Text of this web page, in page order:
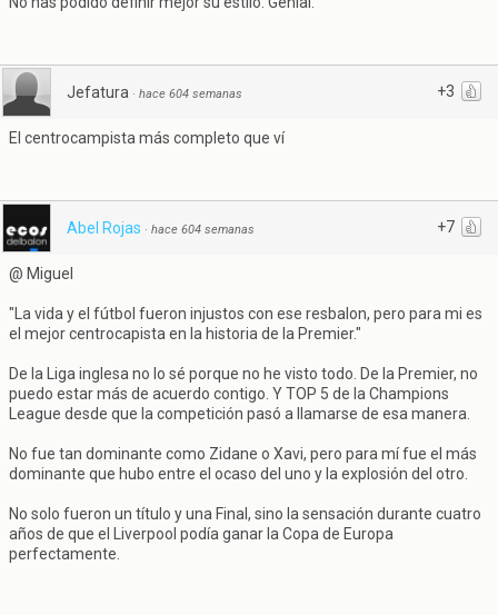
+3
Jefatura · hace 604 semanas
El centrocampista más completo que ví
+7
Abel Rojas · hace 604 semanas
@ Miguel
"La vida y el fútbol fueron injustos con ese resbalon, pero para mi es
el mejor centrocapista en la historia de la Premier."
De la Liga inglesa no lo sé porque no he visto todo. De la Premier, no
puedo estar más de acuerdo contigo. Y TOP 5 de la Champions
League desde que la competición pasó a llamarse de esa manera.
No fue tan dominante como Zidane o Xavi, pero para mí fue el más
dominante que hubo entre el ocaso del uno y la explosión del otro.
No solo fueron un título y una Final, sino la sensación durante cuatro
años de que el Liverpool podía ganar la Copa de Europa
perfectamente.